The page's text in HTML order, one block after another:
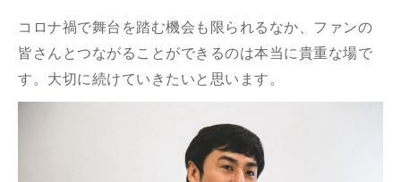
コロナ禍で舞台を踏む機会も限られるなか、ファンの
皆さんとつながることができるのは本当に貴重な場で
す。大切に続けていきたいと思います。